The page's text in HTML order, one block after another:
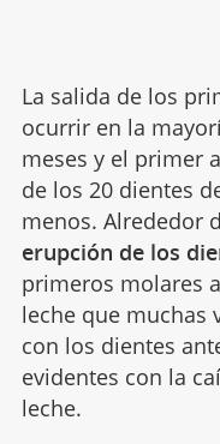
La salida de los
ocurrir en la
meses y el primer
de los 20 dientes
menos. Alrededor
erupción de los
primeros molares
leche que muchas
con los dientes
evidentes con la
leche.